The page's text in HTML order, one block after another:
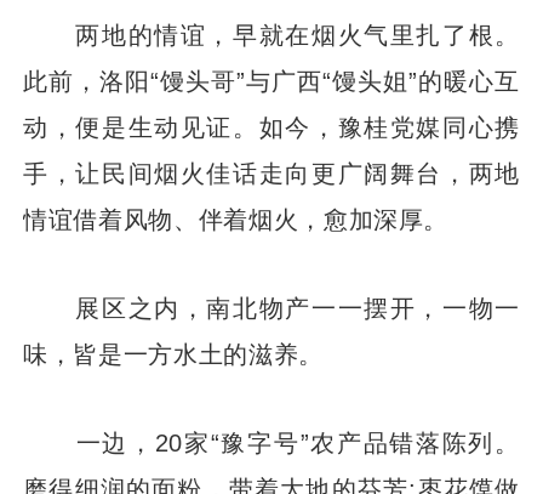
两地的情谊，早就在烟火气里扎了根。
此前，洛阳“馒头哥”与广西“馒头姐”的暖心互
动，便是生动见证。如今，豫桂党媒同心携
手，让民间烟火佳话走向更广阔舞台，两地
情谊借着风物、伴着烟火，愈加深厚。
展区之内，南北物产一一摆开，一物一
味，皆是一方水土的滋养。
一边，20家“豫字号”农产品错落陈列。
磨得细润的面粉，带着大地的芬芳;枣花馍做